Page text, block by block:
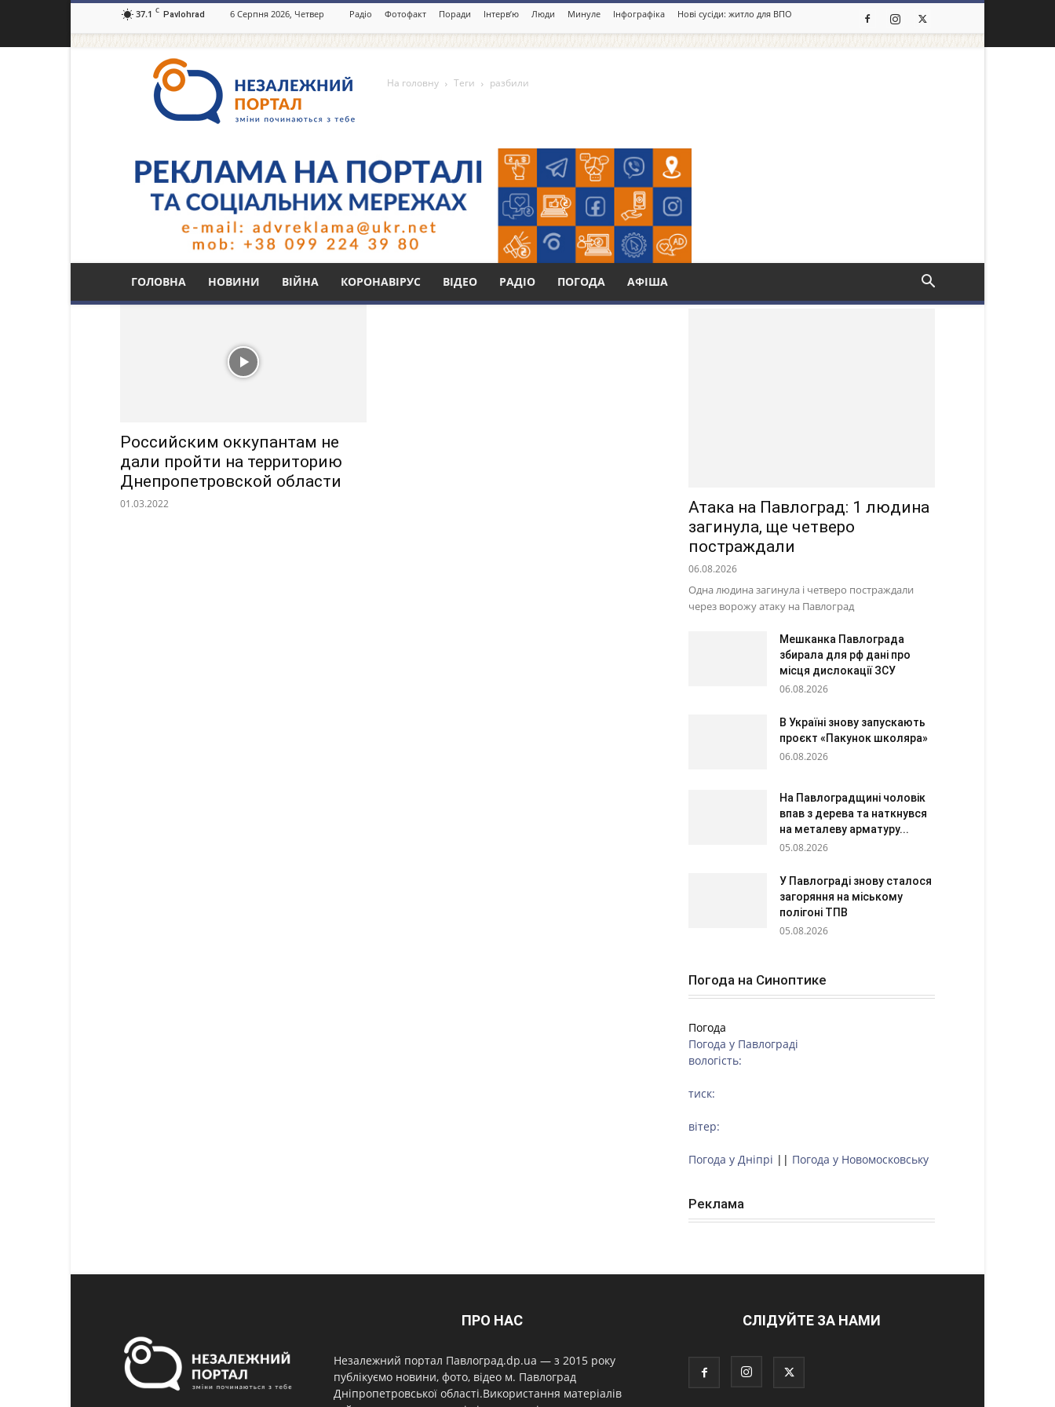
37.1 C Pavlohrad 6 Серпня 2026, Четвер Радіо Фотофакт Поради Інтерв’ю Люди Минуле Інфографіка Нові сусіди: житло для ВПО
портал
Павлоград.dp.ua
ГОЛОВНА НОВИНИ ВІЙНА КОРОНАВІРУС ВІДЕО РАДІО ПОГОДА АФІША
На головну Теги разбили
Тег: разбили
Российским оккупантам не
дали пройти на территорию
Днепропетровской области
01.03.2022
Атака на Павлоград: 1 людина
загинула, ще четверо
постраждали
06.08.2026
Одна людина загинула і четверо постраждали
через ворожу атаку на Павлоград
Мешканка Павлограда
збирала для рф дані про
місця дислокації ЗСУ
06.08.2026
В Україні знову запускають
проєкт «Пакунок школяра»
06.08.2026
На Павлоградщині чоловік
впав з дерева та наткнувся
на металеву арматуру...
05.08.2026
У Павлограді знову сталося
загоряння на міському
полігоні ТПВ
05.08.2026
Погода на Синоптике
Погода
Погода у Павлограді
вологість:
тиск:
вітер:
Погода у Дніпрі || Погода у Новомосковську
Реклама
ПРО НАС
Незалежний портал Павлоград.dp.ua — з 2015 року
публікуємо новини, фото, відео м. Павлоград
Дніпропетровської області.Використання матеріалів
СЛІДУЙТЕ ЗА НАМИ